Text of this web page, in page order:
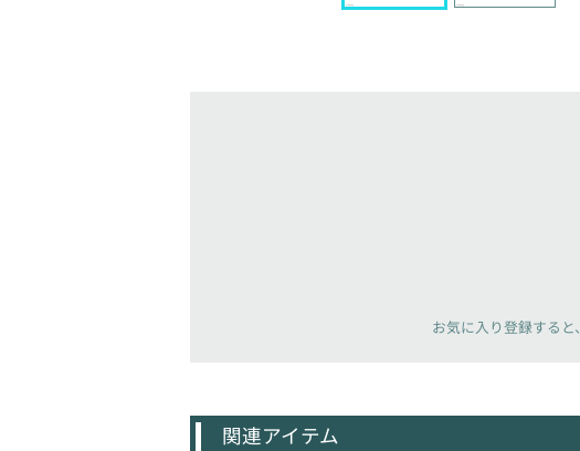
お気に入り登録すると、
関連アイテム